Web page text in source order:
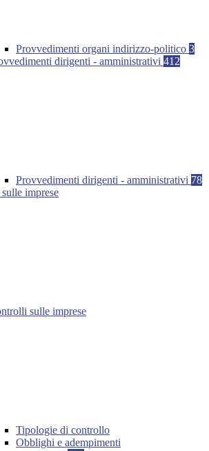
Provvedimenti organi indirizzo-politico 3
dirigenti - amministrativi 412
Provvedimenti dirigenti - amministrativi 78
imprese
sulle imprese
Tipologie di controllo
Obblighi e adempimenti